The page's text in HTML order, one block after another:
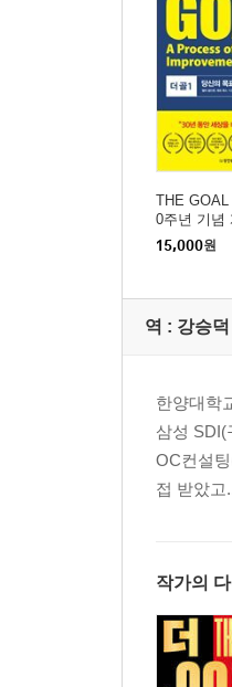
THE
0주년 기념
역본
15,000원
역 : 강승덕
한양대학
삼성 SDI(
OC컨설
접 받았고
작가의